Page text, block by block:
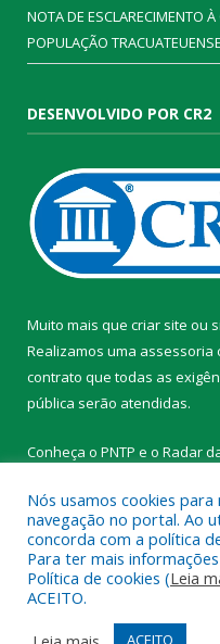
NOTA DE ESCLARECIMENTO
POPULAÇÃO TRACUATEUENSE
DESENVOLVIDO POR CR2
Muito mais que criar site ou
Realizamos uma assessoria
contrato que todas as
pública serão atendidas.
Conheça o PNTP e o Radar
Todos os direitos
Mapa do Site Acessar
Nós usamos cookies
navegação no portal. Ao
concorda com a política
Para ter mais
Política de cookies (Leia
ACEITO.
ACEITO